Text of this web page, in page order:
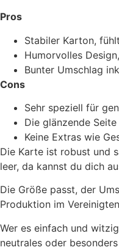
Pros
Stabiler Karton,
Humorvolles
Bunter Umschlag
Cons
Sehr speziell für
Die glänzende
Keine Extras wie
Die Karte ist robust und
leer, da kannst du dich
Die Größe passt, der
Produktion im
Wer es einfach und
neutrales oder